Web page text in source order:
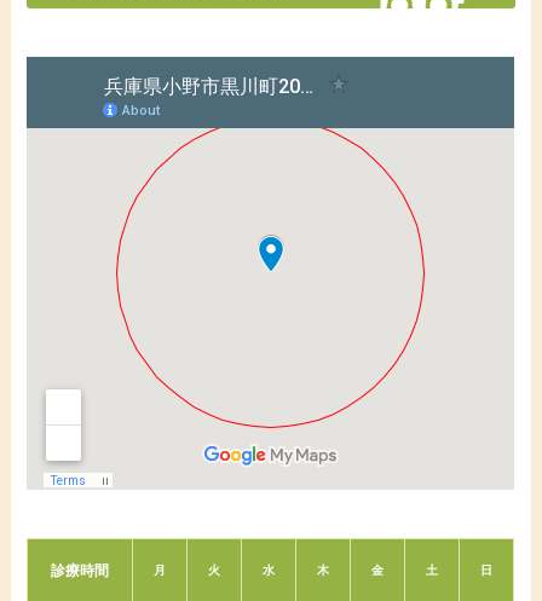
診療時間 月 火 水 木 金 土 日